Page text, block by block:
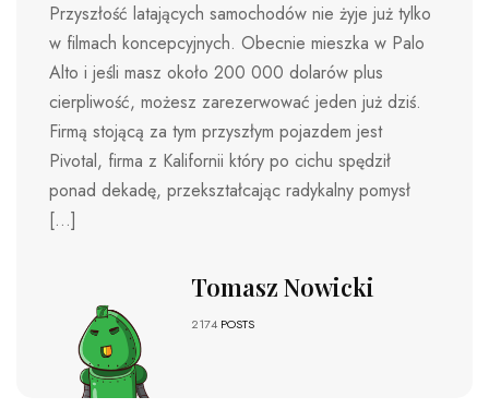
Przyszłość latających samochodów nie żyje już tylko
w filmach koncepcyjnych. Obecnie mieszka w Palo
Alto i jeśli masz około 200 000 dolarów plus
cierpliwość, możesz zarezerwować jeden już dziś.
Firmą stojącą za tym przyszłym pojazdem jest
Pivotal, firma z Kalifornii który po cichu spędził
ponad dekadę, przekształcając radykalny pomysł
[…]
Tomasz Nowicki
2174 POSTS